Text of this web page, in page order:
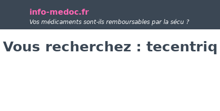
info-medoc.fr
Vos médicaments sont-ils remboursables par la sécu ?
Vous recherchez : tecentriq